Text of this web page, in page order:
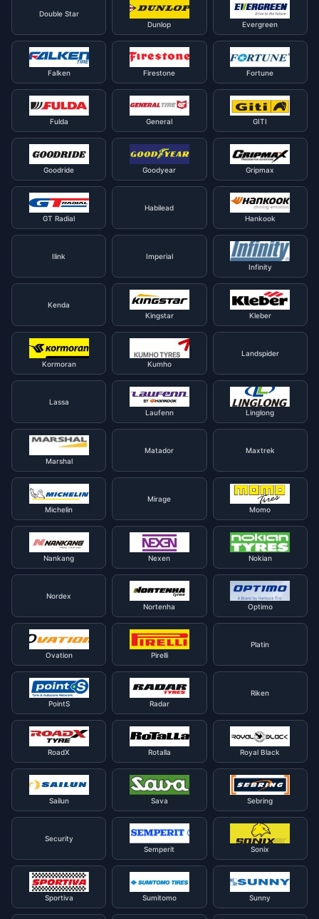
Double Star
Dunlop
Evergreen
Falken Firestone Fortune
Fulda General GITI
Goodride Goodyear Gripmax
GT Radial
Habilead
Hankook
Ilink
Imperial
Infinity
Kenda
Kingstar
Kleber
Kormoran Kumho
Landspider
Lassa
Laufenn
Linglong
Marshal
Matador Maxtrek
Michelin
Mirage
Momo
Nankang Nexen Nokian
Nordex
Nortenha
Optimo
Ovation Pirelli
Platin
PointS Radar
Riken
RoadX Rotalla Royal Black
Sailun Sava Sebring
Security
Semperit
Sonix
Sportiva Sumitomo Sunny